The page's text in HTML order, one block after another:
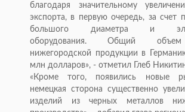
благодаря значительному
экспорта, в первую очередь, за счет
большого диаметра и
оборудования. Общий объем
нижегородской продукции в
млн долларов», - отметил Глеб
«Кроме того, появились новые
немецкая сторона существенно
изделий из черных металлов